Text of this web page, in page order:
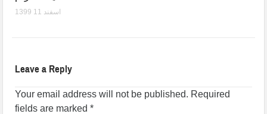
1399 اسفند 11
Leave a Reply
Your email address will not be published. Required
fields are marked*